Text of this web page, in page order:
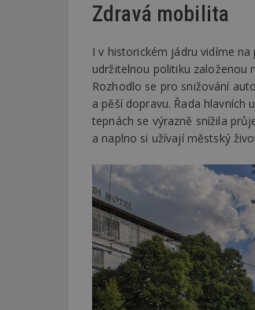
Zdravá mobilita
I v historickém jádru vidíme
udržitelnou politiku založenou
Rozhodlo se pro snižování
a pěší dopravu. Řada hlavních
tepnách se výrazně snížila
a naplno si užívají městský